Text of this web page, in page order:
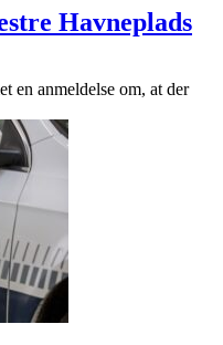
Havneplads
en anmeldelse om, at der